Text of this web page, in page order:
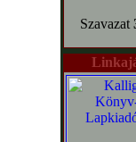
Szavazat